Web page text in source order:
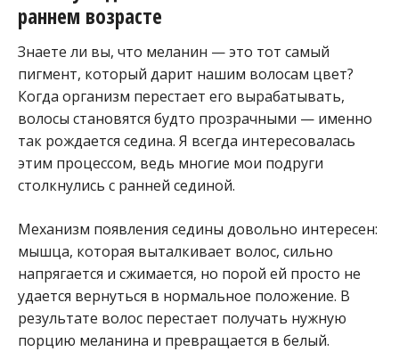
раннем возрасте
Знаете ли вы, что меланин — это тот самый
пигмент, который дарит нашим волосам цвет?
Когда организм перестает его вырабатывать,
волосы становятся будто прозрачными — именно
так рождается седина. Я всегда интересовалась
этим процессом, ведь многие мои подруги
столкнулись с ранней сединой.
Механизм появления седины довольно интересен:
мышца, которая выталкивает волос, сильно
напрягается и сжимается, но порой ей просто не
удается вернуться в нормальное положение. В
результате волос перестает получать нужную
порцию меланина и превращается в белый.